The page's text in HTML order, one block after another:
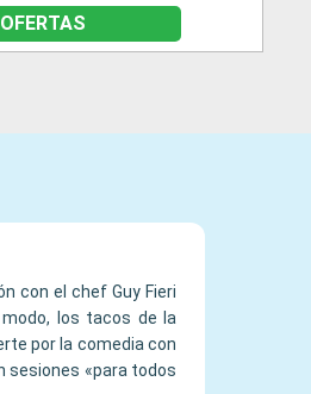
con el chef Guy Fieri
los tacos de la
por la comedia con
sesiones «para todos